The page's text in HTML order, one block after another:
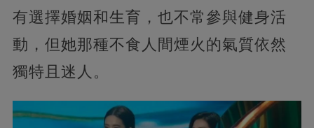
有選擇婚姻和生育，也不常參與健身活
動，但她那種不食人間煙火的氣質依然
獨特且迷人。